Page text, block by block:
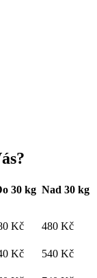
30 kg Nad 30 kg
Kč 480 Kč
Kč 540 Kč